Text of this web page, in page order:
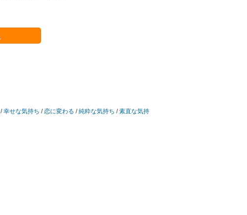
/幸せな気持ち /恋に変わる /純粋な気持ち /素直な気持